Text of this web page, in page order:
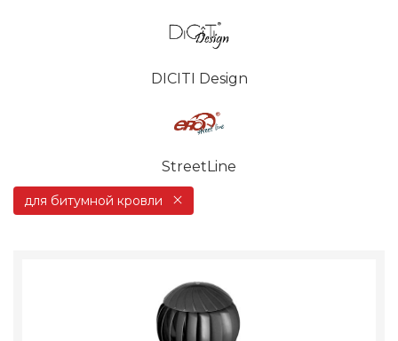
DICITI Design
StreetLine
для битумной кровли